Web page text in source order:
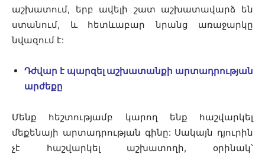
աշխատում, երբ ավելի շատ աշխատավարձ են
ստանում, և հետևաբար նրանց առաջարկը
նվազում է:
Դժվար է պարզել աշխատանքի արտադրության
արժեքը
Մենք հեշտությամբ կարող ենք հաշվարկել
մեքենայի արտադրության գինը: Սակայն դյուրին
չէ հաշվարկել աշխատողի, օրինակ՝